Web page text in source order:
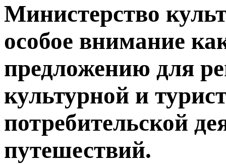
Министерство
особое внимание
предложению для
культурной и
потребительской
путешествий.